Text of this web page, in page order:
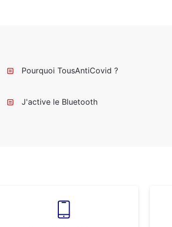
Pourquoi TousAntiCovid ?
J'active le Bluetooth